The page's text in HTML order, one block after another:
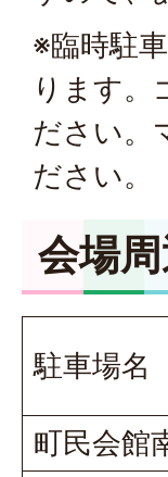
※臨時駐
ります。
ださい。
ださい。
会場
駐車場名
町民会館